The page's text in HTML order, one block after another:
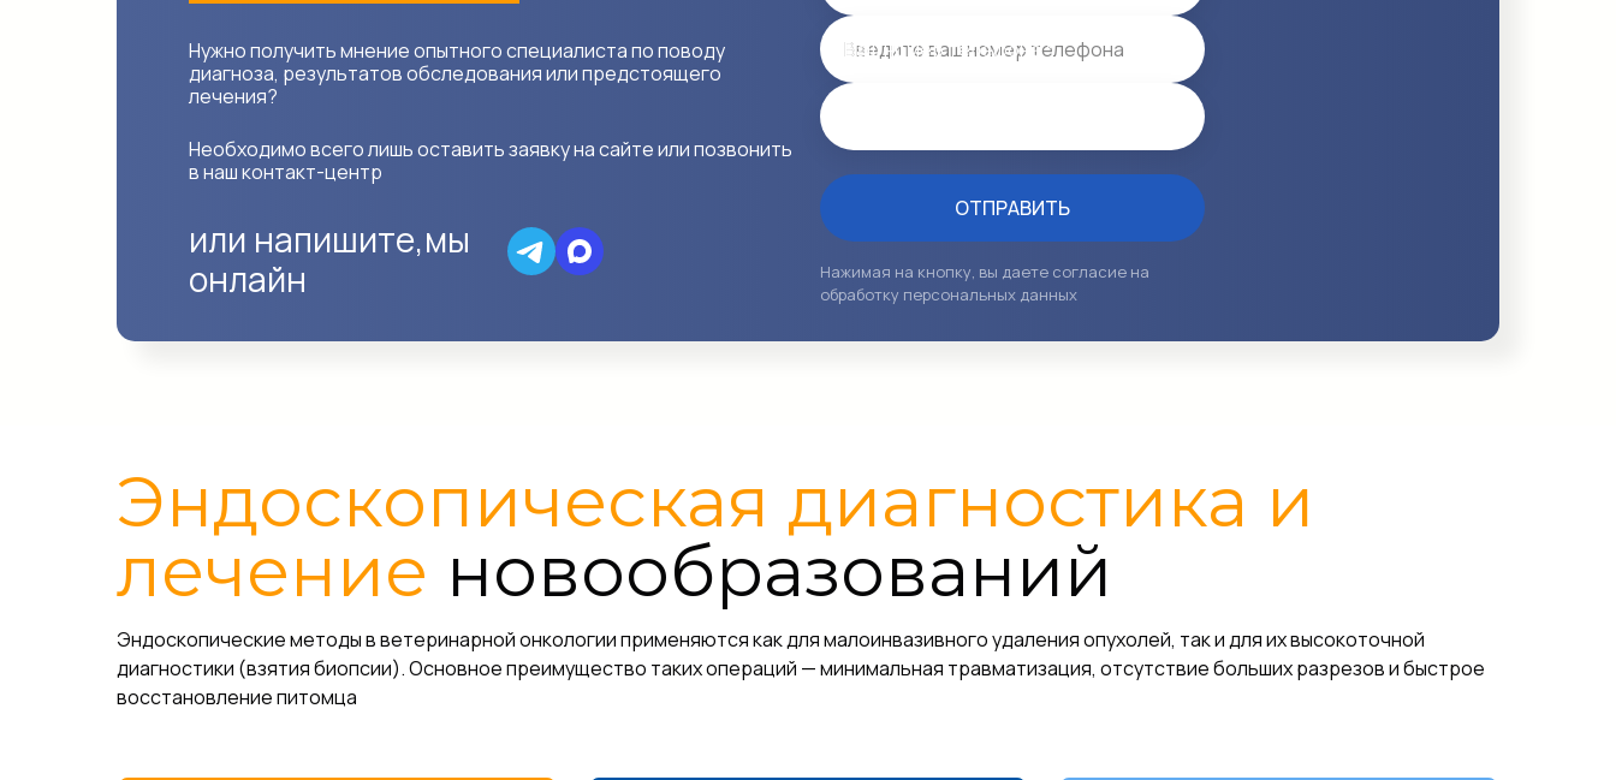
Нужно получить мнение опытного специалиста по поводу
диагноза, результатов обследования или предстоящего
лечения?
Необходимо всего лишь оставить заявку на сайте или позвонить
в наш контакт-центр
или напишите,мы
онлайн
Ваш номер телефона *
ОТПРАВИТЬ
Нажимая на кнопку, вы даете согласие на
обработку персональных данных
Эндоскопическая диагностика и
лечение новообразований
Эндоскопические методы в ветеринарной онкологии применяются как для малоинвазивного удаления опухолей, так и для их высокоточной
диагностики (взятия биопсии). Основное преимущество таких операций — минимальная травматизация, отсутствие больших разрезов и быстрое
восстановление питомца